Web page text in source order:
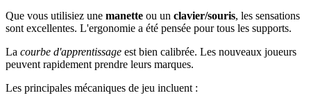
Que vous utilisiez une manette ou un clavier/souris, les sensations
sont excellentes. L'ergonomie a été pensée pour tous les supports.
La courbe d'apprentissage est bien calibrée. Les nouveaux joueurs
peuvent rapidement prendre leurs marques.
Les principales mécaniques de jeu incluent :